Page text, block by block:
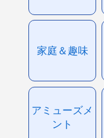
家庭＆趣味
アミューズメ
ント